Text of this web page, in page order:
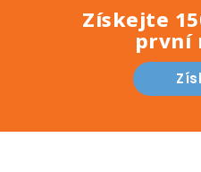
Získejteprvní